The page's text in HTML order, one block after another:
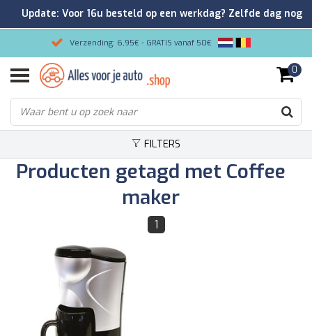
Verzending: 6,95€ - GRATIS vanaf 50€
Gemakkelijk bestellen/Veilig betalen
9.2/10 Klantenrating via Kiyoh!
0
FILTERS
Producten getagd met Coffee
maker
1
Update: Voor 16u besteld op een werkdag? Zelfde dag nog
verzonden!